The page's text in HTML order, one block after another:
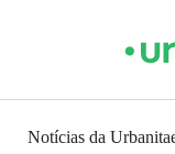
Notícias da